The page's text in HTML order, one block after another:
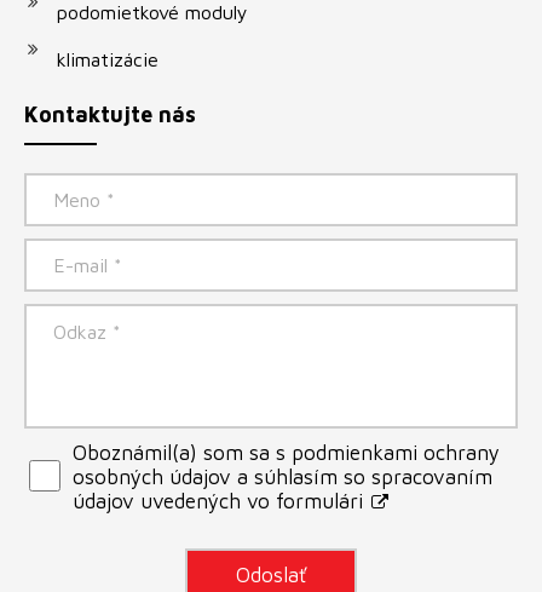
podomietkové moduly
klimatizácie
Kontaktujte nás
Oboznámil(a) som sa s podmienkami ochrany
osobných údajov a súhlasím so spracovaním
údajov uvedených vo formulári